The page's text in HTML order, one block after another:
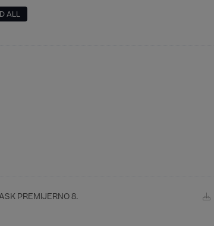
ALL
PREMIJERNO 8.